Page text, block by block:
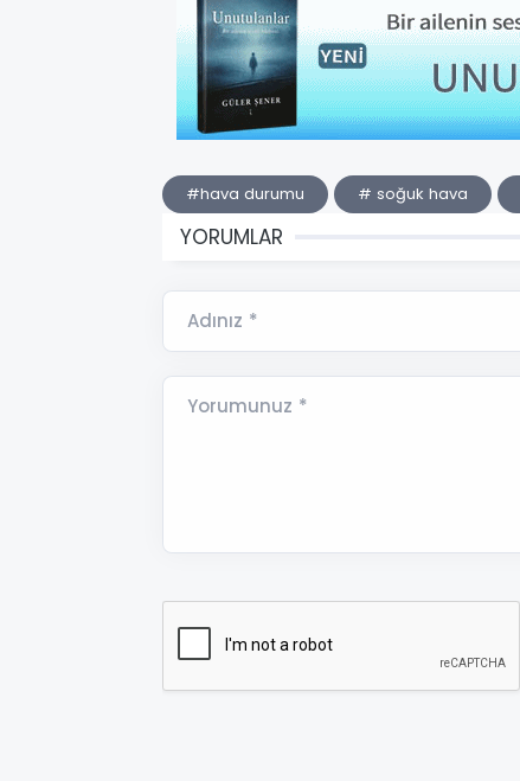
#hava durumu # soğuk hava
YORUMLAR
Adınız *
Yorumunuz *